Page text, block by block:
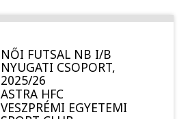
NŐI FUTSAL NB I/B
NYUGATI CSOPORT,
2025/26
ASTRA HFC
VESZPRÉMI EGYETEMI